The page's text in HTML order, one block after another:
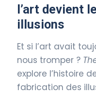
l’art devient
illusions
Et si l’art avait
nous tromper ?
explore l’histoire
fabrication des